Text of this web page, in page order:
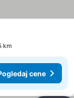
km
cene